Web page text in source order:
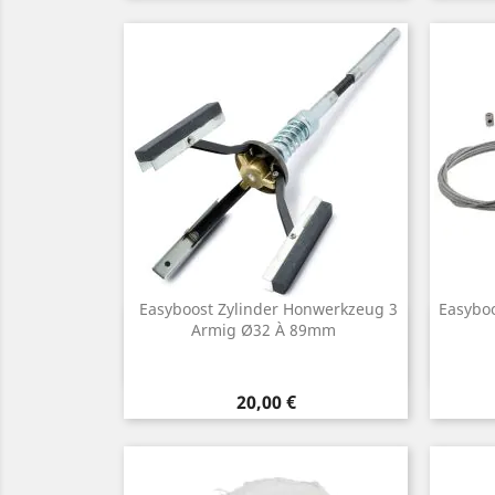
Easyboost Zylinder Honwerkzeug 3
Armig Ø32 À 89mm
Preis
20,00 €
 Vorschau